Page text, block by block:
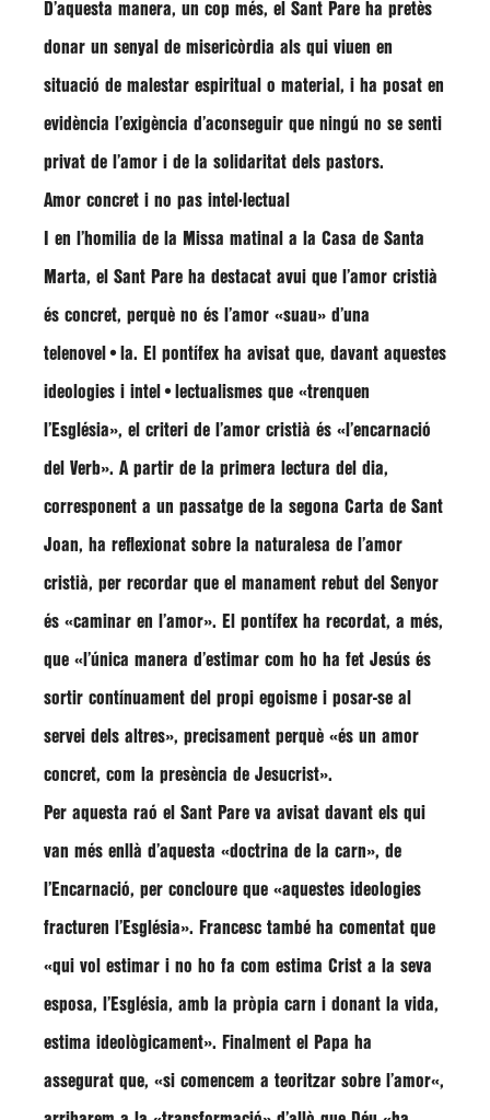
D’aquesta manera, un cop més, el Sant Pare ha pretès
donar un senyal de misericòrdia als qui viuen en
situació de malestar espiritual o material, i ha posat en
evidència l’exigència d’aconseguir que ningú no se senti
privat de l’amor i de la solidaritat dels pastors.
Amor concret i no pas intel·lectual
I en l’homilia de la Missa matinal a la Casa de Santa
Marta, el Sant Pare ha destacat avui que l’amor cristià
és concret, perquè no és l’amor «suau» d’una
telenovel•la. El pontífex ha avisat que, davant aquestes
ideologies i intel•lectualismes que «trenquen
l’Església», el criteri de l’amor cristià és «l’encarnació
del Verb». A partir de la primera lectura del dia,
corresponent a un passatge de la segona Carta de Sant
Joan, ha reflexionat sobre la naturalesa de l’amor
cristià, per recordar que el manament rebut del Senyor
és «caminar en l’amor». El pontífex ha recordat, a més,
que «l’única manera d’estimar com ho ha fet Jesús és
sortir contínuament del propi egoisme i posar-se al
servei dels altres», precisament perquè «és un amor
concret, com la presència de Jesucrist».
Per aquesta raó el Sant Pare va avisat davant els qui
van més enllà d’aquesta «doctrina de la carn», de
l’Encarnació, per concloure que «aquestes ideologies
fracturen l’Església». Francesc també ha comentat que
«qui vol estimar i no ho fa com estima Crist a la seva
esposa, l’Església, amb la pròpia carn i donant la vida,
estima ideològicament». Finalment el Papa ha
assegurat que, «si comencem a teoritzar sobre l’amor«,